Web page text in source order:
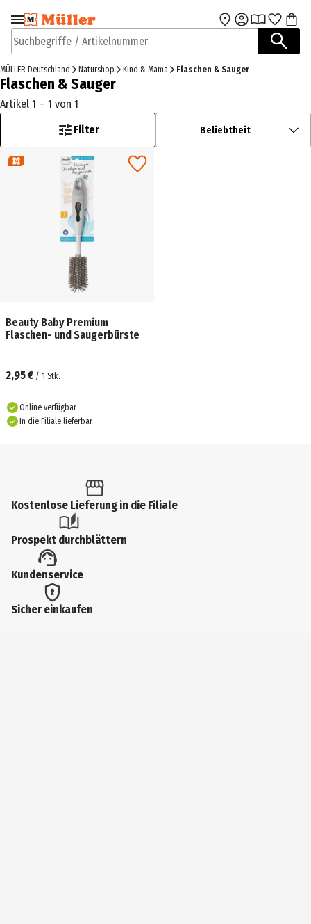
Zur Navigation
springen
Zum Hauptinhalt
Suchbegriffe / Artikelnummer
MÜLLER Deutschland Naturshop Kind & Mama Flaschen & Sauger
Flaschen & Sauger
Artikel 1 – 1 von 1
Filter
Beliebtheit
Beauty Baby Premium
Flaschen- und Saugerbürste
2,95 € / 1 Stk.
Online verfügbar
In die Filiale lieferbar
Kostenlose Lieferung in die Filiale
Prospekt durchblättern
Kundenservice
Sicher einkaufen